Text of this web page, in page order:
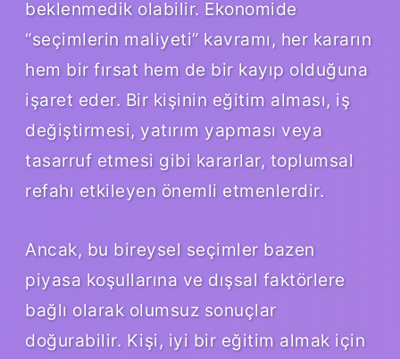
beklenmedik olabilir. Ekonomide
“seçimlerin maliyeti” kavramı, her kararın
hem bir fırsat hem de bir kayıp olduğuna
işaret eder. Bir kişinin eğitim alması, iş
değiştirmesi, yatırım yapması veya
tasarruf etmesi gibi kararlar, toplumsal
refahı etkileyen önemli etmenlerdir.
Ancak, bu bireysel seçimler bazen
piyasa koşullarına ve dışsal faktörlere
bağlı olarak olumsuz sonuçlar
doğurabilir. Kişi, iyi bir eğitim almak için